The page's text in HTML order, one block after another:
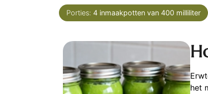
Porties: 4 inmaakpotten van 400 milliliter
het